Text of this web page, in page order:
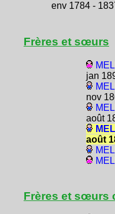
env 1784 -
Frères et sœurs
jan
nov
août
août
Frères et sœurs